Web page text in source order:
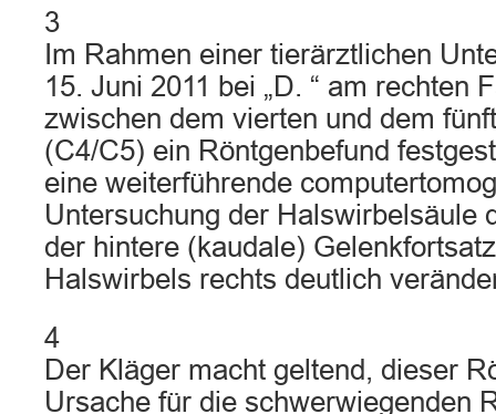
3
Im Rahmen einer tierärztlichen
15. Juni 2011 bei „D. “ am rechten
zwischen dem vierten und dem
(C4/C5) ein Röntgenbefund
eine weiterführende
Untersuchung der Halswirbelsäule
der hintere (kaudale)
Halswirbels rechts deutlich
4
Der Kläger macht geltend, dieser
Ursache für die schwerwiegenden